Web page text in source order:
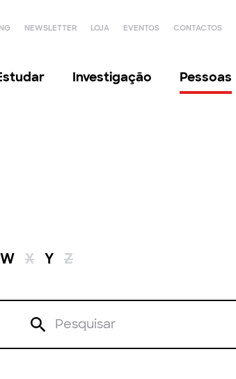
NEWSLETTER LOJA EVENTOS CONTACTOS
Investigação Pessoas
W X Y Z